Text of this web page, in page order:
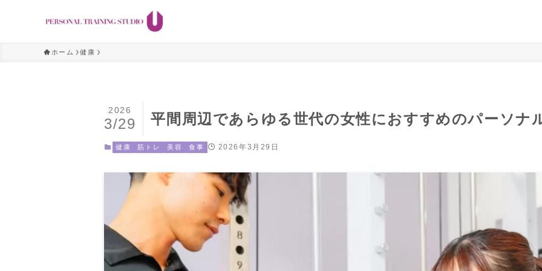
ホーム 健康
平間周辺であらゆる世代の女性におすすめのパーソナ
2026
3/29
健康 筋トレ 美容 食事 2026年3月29日